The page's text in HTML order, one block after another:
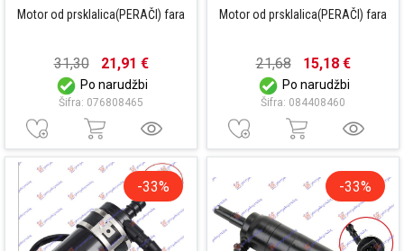
Motor od prsklalica(PERAČI) fara
31,30 21,91 €
Po narudžbi
Šifra: 076808465
Motor od prsklalica(PERAČI) fara
21,68 15,18 €
Po narudžbi
Šifra: 084408460
-33% -33%